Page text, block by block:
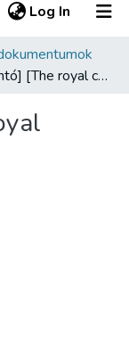
Log In (current)
[A királyi hintó] [The royal carriage]